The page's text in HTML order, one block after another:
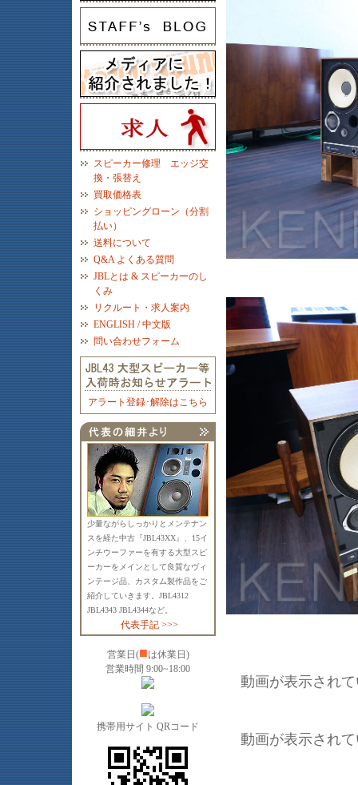
スピーカー修理 エッジ交
換・張替え
買取価格表
ショッピングローン（分割
払い）
送料について
Q&A よくある質問
JBLとは & スピーカーのし
くみ
リクルート・求人案内
ENGLISH / 中文版
問い合わせフォーム
アラート登録･解除はこちら
少量ながらしっかりとメンテナン
スを経た中古『JBL43XX』、15イ
ンチウーファーを有する大型スピ
ーカーをメインとして良質なヴィ
ンテージ品、カスタム製作品をご
紹介していきます。JBL4312
JBL4343 JBL4344など。
代表手記 >>>
営業日(■は休業日)
営業時間 9:00~18:00
携帯用サイト QRコード
動画が表示され
動画が表示され